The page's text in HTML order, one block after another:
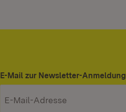
E-Mail zur Newsletter-Anmeldung